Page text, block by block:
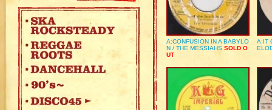
A:CONFUSION IN A BABYLO
N / THE MESSIAHS SOLD O
UT
A:IT